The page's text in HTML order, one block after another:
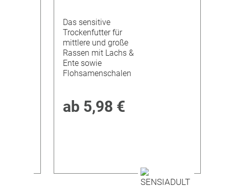
Das sensitive
Trockenfutter für
mittlere und große
Rassen mit Lachs &
Ente sowie
Flohsamenschalen
ab 5,98 €